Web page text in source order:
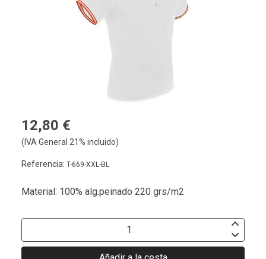
12,80 €
(IVA General 21% incluido)
Referencia: T-669-XXL-BL
Material: 100% alg.peinado 220 grs/m2